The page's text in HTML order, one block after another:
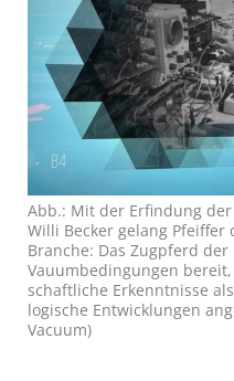
Abb.: Mit der Erfindung
Willi Becker gelang
Branche: Das Zug­pferd
Vauum­bedingungen
schaftliche Erkennt­nisse
logische Ent­wick­lungen
Vacuum)